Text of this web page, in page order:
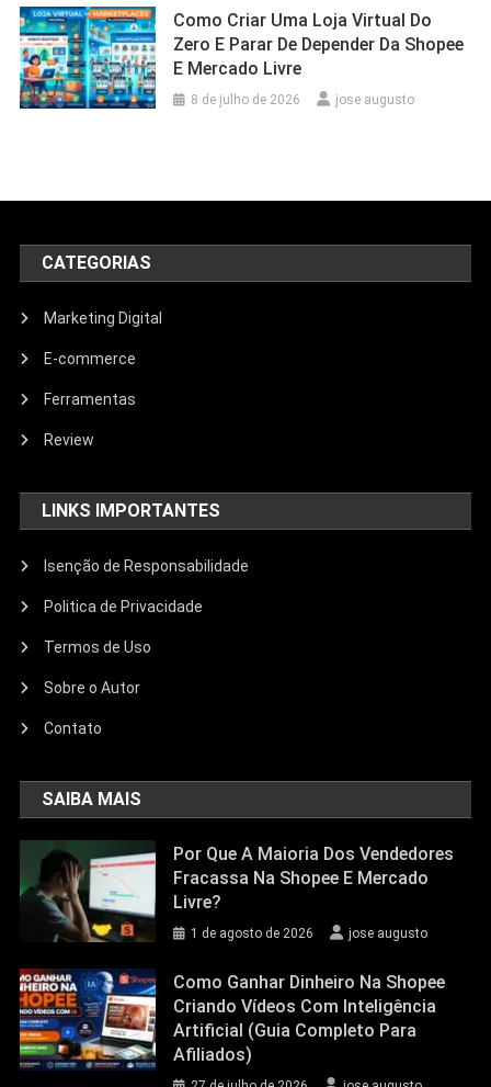
Como Criar Uma Loja Virtual Do
Zero E Parar De Depender Da Shopee
E Mercado Livre
8 de julho de 2026 jose augusto
CATEGORIAS
Marketing Digital
E-commerce
Ferramentas
Review
LINKS IMPORTANTES
Isenção de Responsabilidade
Politica de Privacidade
Termos de Uso
Sobre o Autor
Contato
SAIBA MAIS
Por Que A Maioria Dos Vendedores
Fracassa Na Shopee E Mercado
Livre?
1 de agosto de 2026 jose augusto
Como Ganhar Dinheiro Na Shopee
Criando Vídeos Com Inteligência
Artificial (Guia Completo Para
Afiliados)